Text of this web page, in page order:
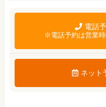
電話
※電話予約は営業時
ネット